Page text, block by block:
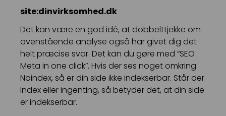
site:dinvirksomhed.dk
Det kan være en god idé, at dobbelttjekke om
ovenstående analyse også har givet dig det
helt præcise svar. Det kan du gøre med “SEO
Meta in one click”. Hvis der ses noget omkring
Noindex, så er din side ikke indekserbar. Står der
Index eller ingenting, så betyder det, at din side
er indekserbar.